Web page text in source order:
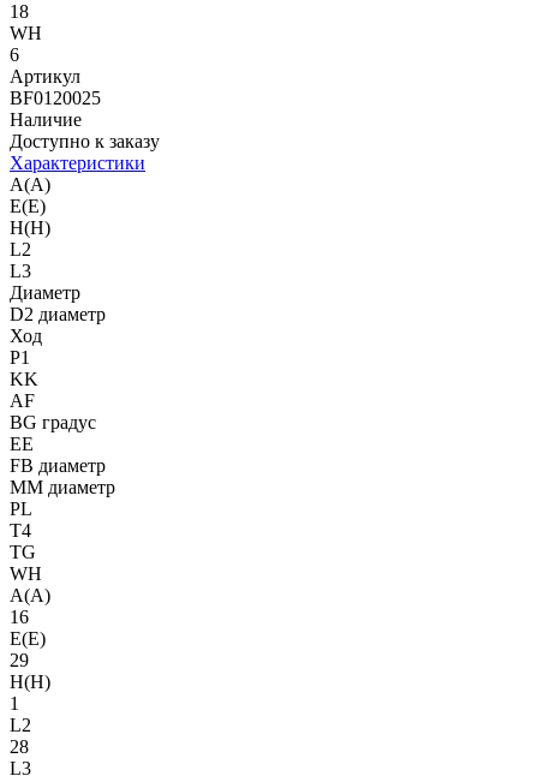
18
WH
6
Артикул
BF0120025
Наличие
Доступно к заказу
Характеристики
A(A)
E(E)
H(H)
L2
L3
Диаметр
D2 диаметр
Ход
P1
KK
AF
BG градус
EE
FB диаметр
MM диаметр
PL
T4
TG
WH
A(A)
16
E(E)
29
H(H)
1
L2
28
L3